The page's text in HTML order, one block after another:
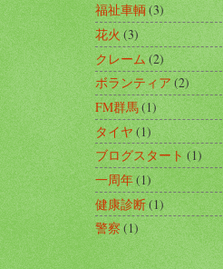
福祉車輌 (3)
花火(3)
クレーム(2)
ボランティア(2)
FM群馬(1)
タイヤ(1)
ブログスタート(1)
一周年(1)
健康診断(1)
警察 (1)